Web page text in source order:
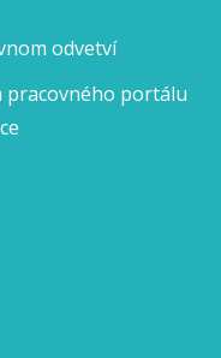
odvetví
pracovného portálu